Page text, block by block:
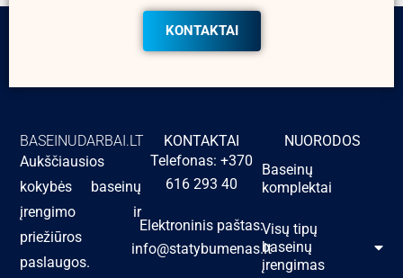
KONTAKTAI
BASEINUDARBAI.LT
Aukščiausios
kokybės baseinų
įrengimo ir
priežiūros
paslaugos.
KONTAKTAI
Telefonas: +370
616 293 40
Elektroninis paštas:
info@statybumenas.lt
NUORODOS
Baseinų
komplektai
Visų tipų
baseinų
įrengimas